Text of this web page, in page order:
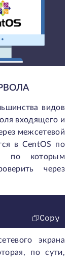
видов
входящего и
межсетевой
в CentOS по
по которым
через
Copy
экрана
по сути,